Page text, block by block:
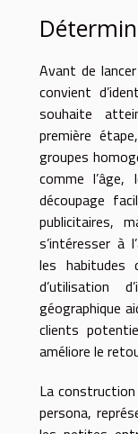
Avant de
convient
souhaite
première
groupes
comme
découpage
publicitaires,
s’intéresser à
les habitudes
d’utilisation
géographique
clients
améliore le
La
persona,